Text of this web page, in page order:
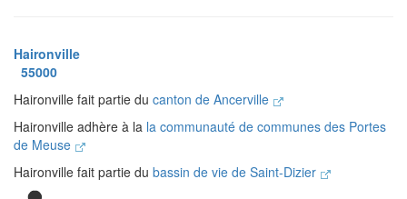
Haironville
55000
Haironville fait partie du canton de Ancerville
Haironville adhère à la la communauté de communes des Portes
de Meuse
Haironville fait partie du bassin de vie de Saint-Dizier